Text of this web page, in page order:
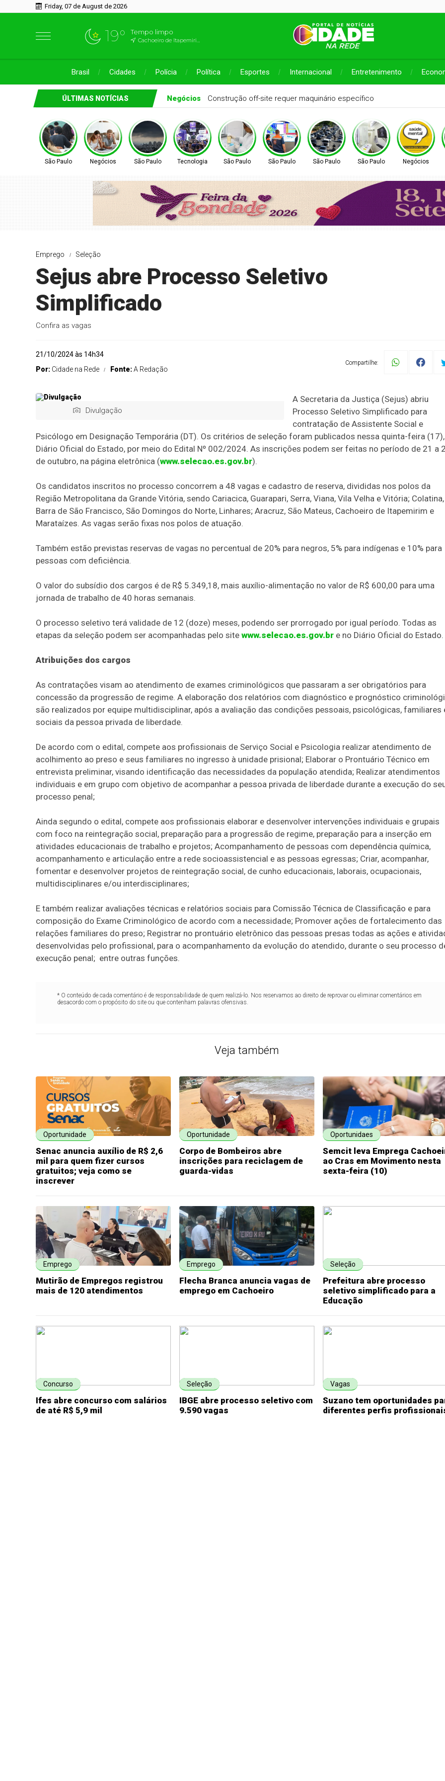
Friday, 07 de August de 2026
19° Tempo limpo
Cachoeiro de Itapemirim, ES
Brasil Cidades Polícia Política Esportes Internacional Entretenimento
ÚLTIMAS NOTÍCIAS
Provão Paulista Seriado: confira o edital da edição de 2026
São Paulo Negócios São Paulo Tecnologia São Paulo São Paulo São Paulo São Paulo Negócios
Emprego Seleção
Sejus abre Processo Seletivo
Simplificado
Confira as vagas
21/10/2024 às 14h34
Por: Cidade na Rede Fonte:A Redação
Compartilhe:
Divulgação
A Secretaria da Justiça (Sejus) abriu
Processo Seletivo Simplificado para
contratação de Assistente Social e
Psicólogo em Designação Temporária (DT). Os critérios de seleção foram publicados nessa quinta-feira
Diário Oficial do Estado, por meio do Edital Nº 002/2024. As inscrições podem ser feitas no período de 21 a
de outubro, na página eletrônica (www.selecao.es.gov.br).
Os candidatos inscritos no processo concorrem a 48 vagas e cadastro de reserva, divididas nos polos da
Região Metropolitana da Grande Vitória, sendo Cariacica, Guarapari, Serra, Viana, Vila Velha e Vitória; Colatina,
Barra de São Francisco, São Domingos do Norte, Linhares; Aracruz, São Mateus, Cachoeiro de Itapemirim e
Marataízes. As vagas serão fixas nos polos de atuação.
Também estão previstas reservas de vagas no percentual de 20% para negros, 5% para indígenas e 10% para
pessoas com deficiência.
O valor do subsídio dos cargos é de R$ 5.349,18, mais auxílio-alimentação no valor de R$ 600,00 para uma
jornada de trabalho de 40 horas semanais.
O processo seletivo terá validade de 12 (doze) meses, podendo ser prorrogado por igual período. Todas as
etapas da seleção podem ser acompanhadas pelo site www.selecao.es.gov.br e no Diário Oficial do Estado.
Atribuições dos cargos
As contratações visam ao atendimento de exames criminológicos que passaram a ser obrigatórios para
concessão da progressão de regime. A elaboração dos relatórios com diagnóstico e prognóstico
são realizados por equipe multidisciplinar, após a avaliação das condições pessoais, psicológicas, familiares
sociais da pessoa privada de liberdade.
De acordo com o edital, compete aos profissionais de Serviço Social e Psicologia realizar atendimento de
acolhimento ao preso e seus familiares no ingresso à unidade prisional; Elaborar o Prontuário Técnico em
entrevista preliminar, visando identificação das necessidades da população atendida; Realizar atendimentos
individuais e em grupo com objetivo de acompanhar a pessoa privada de liberdade durante a execução do
processo penal;
Ainda segundo o edital, compete aos profissionais elaborar e desenvolver intervenções individuais e grupais
com foco na reintegração social, preparação para a progressão de regime, preparação para a inserção em
atividades educacionais de trabalho e projetos; Acompanhamento de pessoas com dependência química,
acompanhamento e articulação entre a rede socioassistencial e as pessoas egressas; Criar, acompanhar,
fomentar e desenvolver projetos de reintegração social, de cunho educacionais, laborais, ocupacionais,
multidisciplinares e/ou interdisciplinares;
E também realizar avaliações técnicas e relatórios sociais para Comissão Técnica de Classificação e para
composição do Exame Criminológico de acordo com a necessidade; Promover ações de fortalecimento das
relações familiares do preso; Registrar no prontuário eletrônico das pessoas presas todas as ações e
desenvolvidas pelo profissional, para o acompanhamento da evolução do atendido, durante o seu processo
execução penal; entre outras funções.
* O conteúdo de cada comentário é de responsabilidade de quem realizá-lo. Nos reservamos ao direito de reprovar ou eliminar comentários em
desacordo com o propósito do site ou que contenham palavras ofensivas.
Veja também
Oportunidade
Senac anuncia auxílio de R$ 2,6
mil para quem fizer cursos
gratuitos; veja como se
inscrever
Oportunidade
Corpo de Bombeiros abre
inscrições para reciclagem de
guarda-vidas
Oportunidaes
Semcit leva Emprega
ao Cras em Movimento nesta
sexta-feira (10)
Emprego
Mutirão de Empregos registrou
mais de 120 atendimentos
Emprego
Flecha Branca anuncia vagas de
emprego em Cachoeiro
Seleção
Prefeitura abre processo
seletivo simplificado para a
Educação
Concurso
Ifes abre concurso com salários
de até R$ 5,9 mil
Seleção
IBGE abre processo seletivo com
9.590 vagas
Vagas
Suzano tem oportunidades
diferentes perfis